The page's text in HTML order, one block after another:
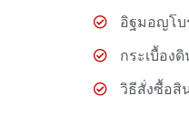
อิฐมอญโ
กระเบื้องดิ
วิธีสั่งซื้อสิ